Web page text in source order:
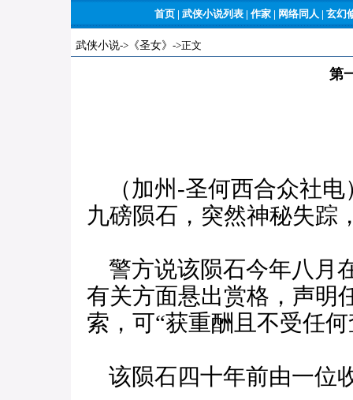
首页 | 武侠小说列表 | 作家 | 网络同人 | 玄幻
武侠小说-> 《圣女》 ->正文
第
（加州-圣何西合众社电
九磅陨石，突然神秘失踪
警方说该陨石今年八月
有关方面悬出赏格，声明
索，可“获重酬且不受任
该陨石四十年前由一位